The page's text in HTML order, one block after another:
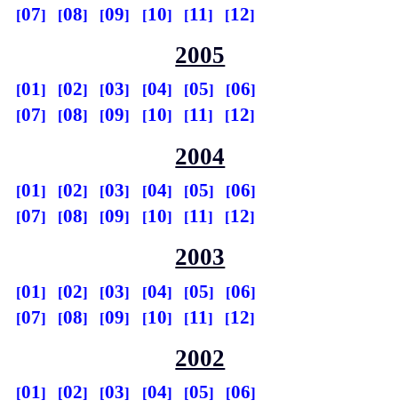
07
08 09 10 11 12
2005
01 02 03 04 05
06
07
08 09 10 11 12
2004
01 02 03 04 05
06
07
08 09 10 11 12
2003
01 02 03 04 05
06
07
08 09 10 11 12
2002
01 02 03 04 05
06